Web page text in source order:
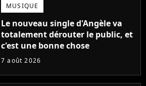
MUSIQUE
Le nouveau single d'Angèle va
totalement dérouter le public, et
c'est une bonne chose
7 août 2026